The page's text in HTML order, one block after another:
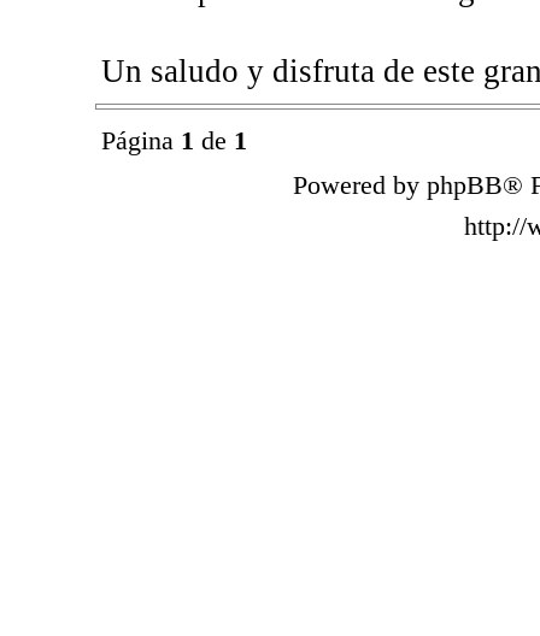
Un saludo y disfruta de este
Página 1 de 1
Powered by phpBB®
http://